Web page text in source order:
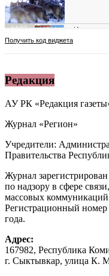
Редакция
АУ РК «Редакция
Журнал «Регион»
Учредители:
Правительства
Журнал
по надзору в сфере
массовых
Регистрационный
года.
Адрес:
167982, Республика
г. Сыктывкар, улица К.